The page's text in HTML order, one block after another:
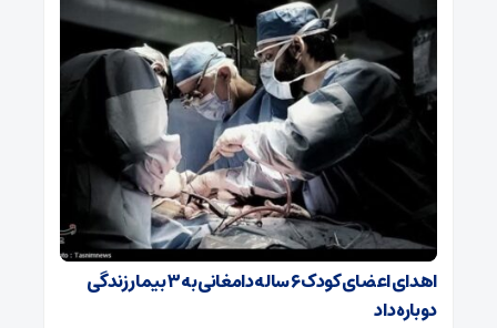
اهدای اعضای کودک ۶ ساله دامغانی به ۳ بیمار زندگی
دوباره داد